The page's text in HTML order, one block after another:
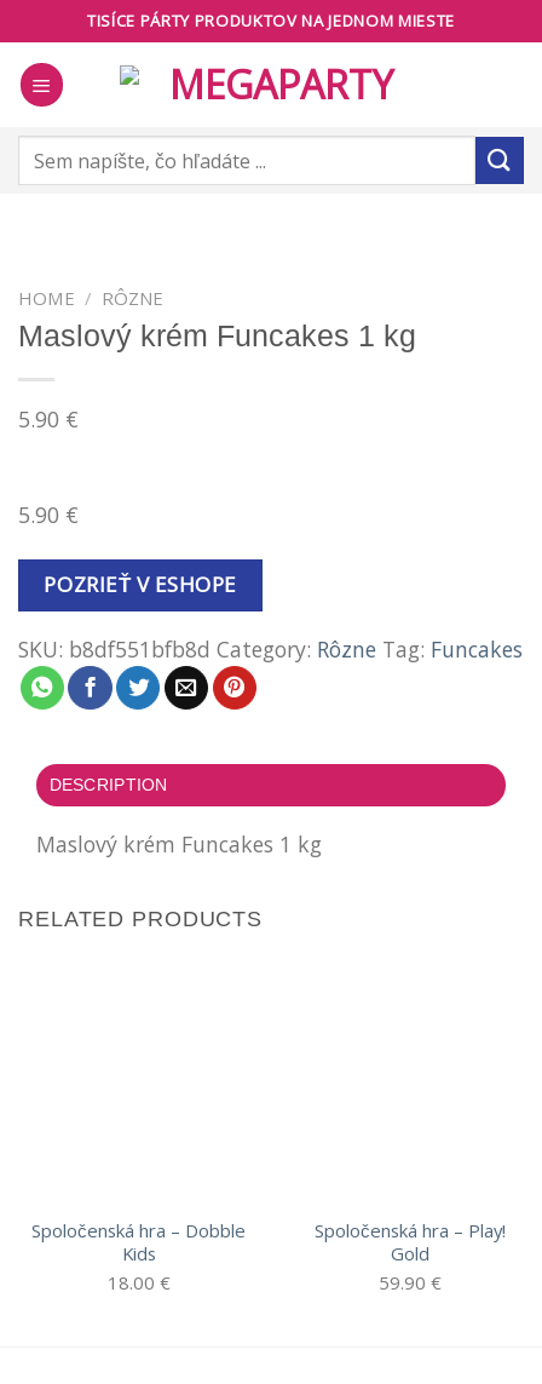
to
content
TISÍCE PÁRTY PRODUKTOV NA JEDNOM MIESTE
Search
HOME / RÔZNE
Maslový krém Funcakes 1 kg
5.90 €
5.90 €
POZRIEŤ V ESHOPE
SKU: b8df551bfb8d Category: Rôzne Tag: Funcakes
DESCRIPTION
Maslový krém Funcakes 1 kg
RELATED PRODUCTS
Spoločenská hra – Dobble
Kids
18.00 €
Spoločenská hra – Play!
Gold
59.90 €